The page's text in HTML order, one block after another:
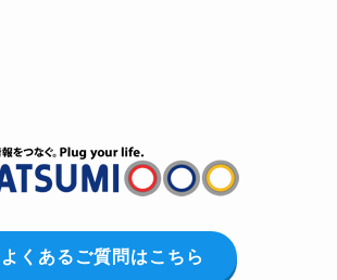
よくあるご質問はこちら